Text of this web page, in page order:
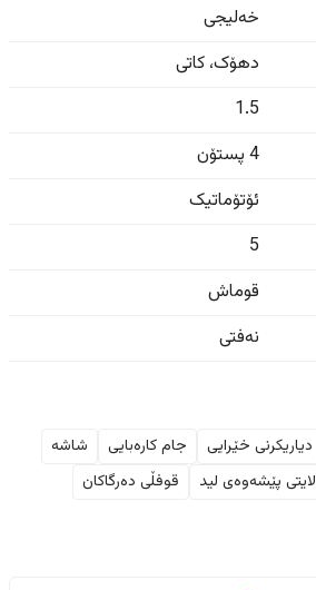
خەلیجی
دهۆک، کاتی
1.5
4 پستۆن
ئۆتۆماتیک
5
قوماش
نەفتی
دیاریکرنی خێرایی جام کارەبایی
شاشە
لایتی پێشەوەی لید قوفڵی دەرگاکان